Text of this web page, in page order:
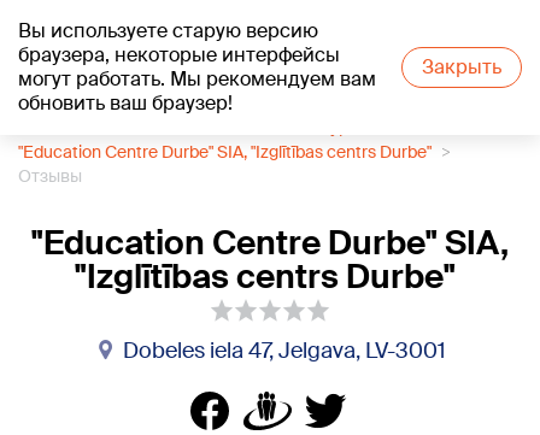
Вы используете старую версию
браузера, некоторые интерфейсы
могут работать. Мы рекомендуем вам
обновить ваш браузер!
Закрыть
+15°C
"Education Centre Durbe" SIA, "Izglītības centrs Durbe"
Отзывы
"Education Centre Durbe" SIA,
"Izglītības centrs Durbe"
Dobeles iela 47, Jelgava, LV-3001